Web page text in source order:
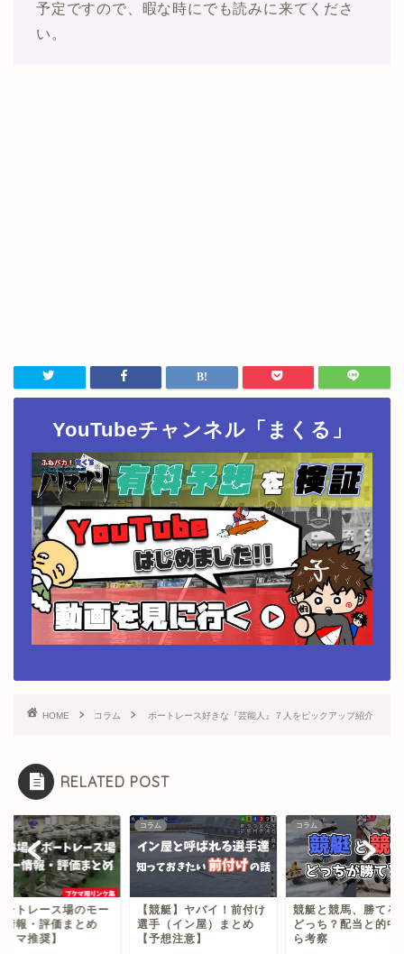
予定ですので、暇な時にでも読みに来てくださ
い。
YouTubeチャンネル「まくる」
HOME コラム ボートレース好きな『芸能人』７人をピックアップ紹介
RELATED POST
ートレース場のモー
情報・評価まとめ
マ推奨】
コラム
【競艇】ヤバイ！前付け
選手（イン屋）まとめ
【予想注意】
コラム
競艇と競馬、勝てる
どっち？配当と的中
ら考察